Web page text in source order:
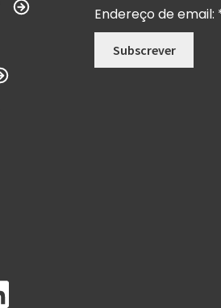
Endereço de email: